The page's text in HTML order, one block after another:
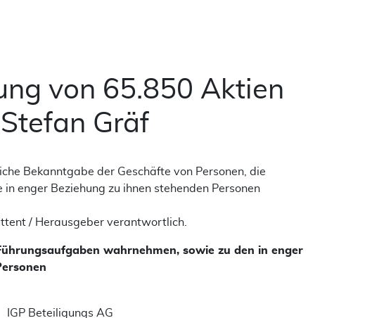
von 65.850 Aktien
Gräf
Bekanntgabe der Geschäfte von Personen, die
enger Beziehung zu ihnen stehenden Personen
/ Herausgeber verantwortlich.
wahrnehmen, sowie zu den in enger
IGP Beteiligungs AG